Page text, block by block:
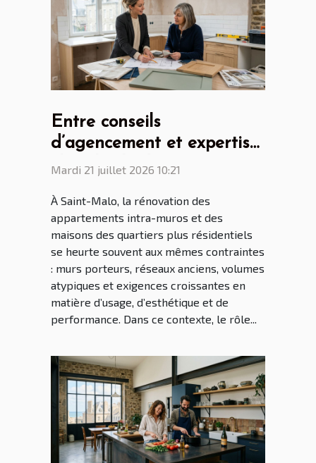
Entre conseils
d’agencement et expertise
: le rôle clé du cuisiniste
rénovation malouine
Mardi 21 juillet 2026 10:21
À Saint-Malo, la rénovation des
appartements intra-muros et des
maisons des quartiers plus résidentiels
se heurte souvent aux mêmes contraintes
: murs porteurs, réseaux anciens, volumes
atypiques et exigences croissantes en
matière d’usage, d’esthétique et de
performance. Dans ce contexte, le rôle...